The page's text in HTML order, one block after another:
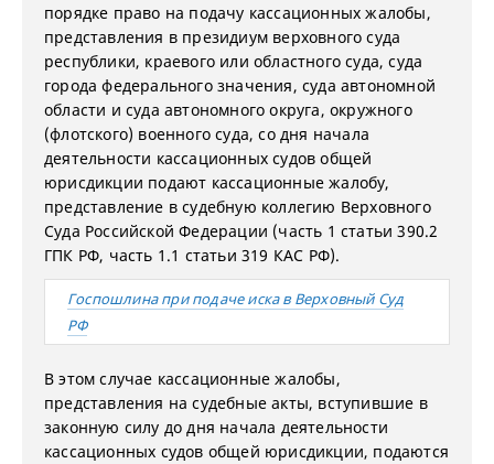
порядке право на подачу кассационных жалобы,
представления в президиум верховного суда
республики, краевого или областного суда, суда
города федерального значения, суда автономной
области и суда автономного округа, окружного
(флотского) военного суда, со дня начала
деятельности кассационных судов общей
юрисдикции подают кассационные жалобу,
представление в судебную коллегию Верховного
Суда Российской Федерации (часть 1 статьи 390.2
ГПК РФ, часть 1.1 статьи 319 КАС РФ).
Госпошлина при подаче иска в Верховный Суд
РФ
В этом случае кассационные жалобы,
представления на судебные акты, вступившие в
законную силу до дня начала деятельности
кассационных судов общей юрисдикции, подаются